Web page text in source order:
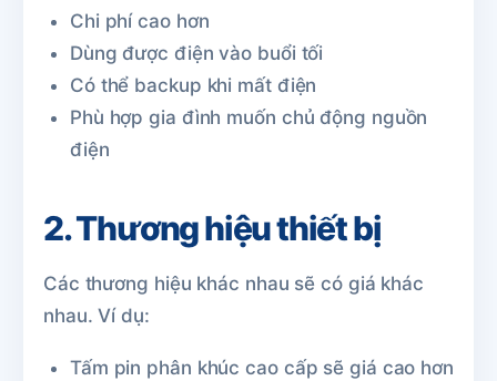
Chi phí cao hơn
Dùng được điện vào buổi tối
Có thể backup khi mất điện
Phù hợp gia đình muốn chủ động nguồn
điện
2. Thương hiệu thiết bị
Các thương hiệu khác nhau sẽ có giá khác
nhau. Ví dụ:
Tấm pin phân khúc cao cấp sẽ giá cao hơn